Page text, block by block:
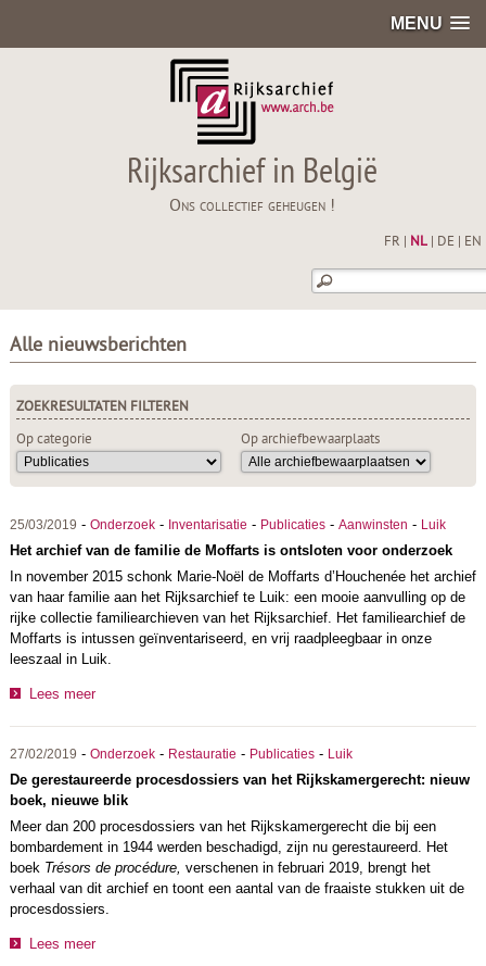
MENU
Rijksarchief in België
Ons collectief geheugen !
FR NL| DE EN
Alle nieuwsberichten
ZOEKRESULTATEN FILTEREN
Op categorie
Op archiefbewaarplaats
25/03/2019 - Onderzoek- Inventarisatie - Publicaties- Aanwinsten - Luik
Het archief van de familie de Moffarts is ontsloten voor onderzoek
In november 2015 schonk Marie-Noël de Moffarts d’Houchenée het archief
van haar familie aan het Rijksarchief te Luik: een mooie aanvulling op de
rijke collectie familiearchieven van het Rijksarchief. Het familiearchief de
Moffarts is intussen geïnventariseerd, en vrij raadpleegbaar in onze
leeszaal in Luik.
Lees meer
27/02/2019 - Onderzoek- Restauratie - Publicaties- Luik
De gerestaureerde procesdossiers van het Rijkskamergerecht: nieuw
boek, nieuwe blik
Meer dan 200 procesdossiers van het Rijkskamergerecht die bij een
bombardement in 1944 werden beschadigd, zijn nu gerestaureerd. Het
boek Trésors de procédure, verschenen in februari 2019, brengt het
verhaal van dit archief en toont een aantal van de fraaiste stukken uit de
procesdossiers.
Lees meer